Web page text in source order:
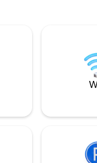
agradables
el año.